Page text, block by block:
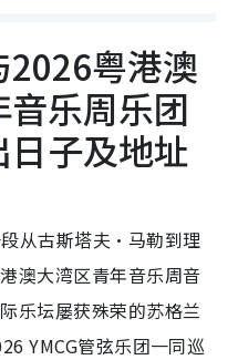
粤港澳
乐周乐团
子及地址
从古斯塔夫·马勒到理
澳大湾区青年音乐周音
乐坛屡获殊荣的苏格兰
YMCG管弦乐团一同巡